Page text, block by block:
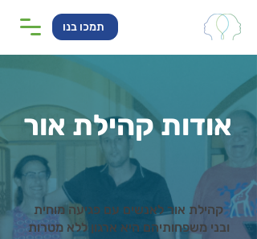
תמכו בנו
אודות קהילת אור
קהילת אור לאנשים עם פגיעה מוחית
ובני משפחותיהם היא ארגון ללא מטרות